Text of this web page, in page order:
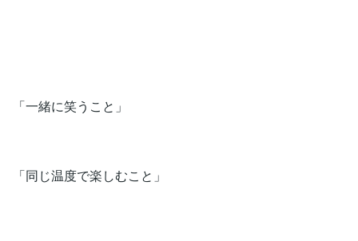
「一緒に笑うこと」
「同じ温度で楽しむこと」